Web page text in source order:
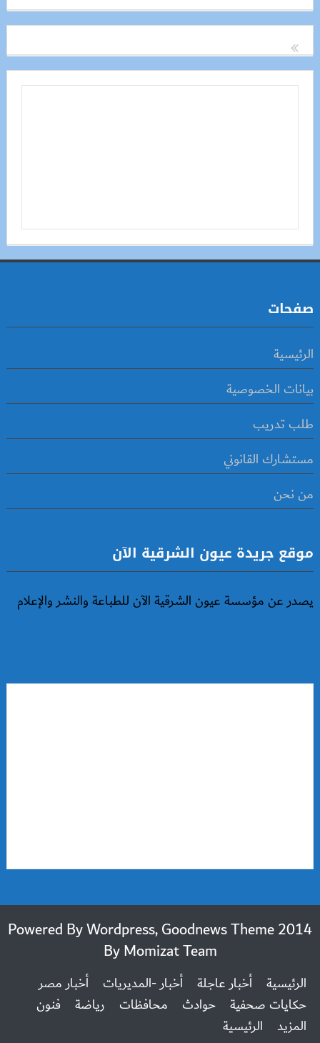
صفحات
الرئيسية
بيانات الخصوصية
طلب تدريب
مستشارك القانوني
من نحن
موقع جريدة عيون الشرقية الآن
يصدر عن مؤسسة عيون الشرقية الآن للطباعة والنشر والإعلام
2014 Powered By Wordpress, Goodnews Theme
ByMomizat Team
الرئيسية أخبار عاجلة أخبار -المديريات
أخبار مصر
حكايات صحفية
حوادث محافظات رياضة
فنون
المزيد
الرئيسية